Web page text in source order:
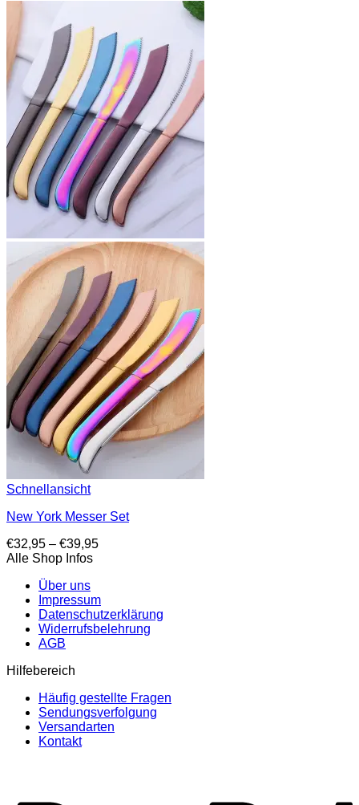
Schnellansicht
New York Messer Set
€32,95 – €39,95Preisspanne:
Alle Shop Infos
Über uns
Impressum
Datenschutzerklärung
Widerrufsbelehrung
AGB
Hilfebereich
Häufig gestellte Fragen
Sendungsverfolgung
Versandarten
Kontakt